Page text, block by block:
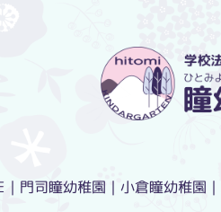
門司瞳幼稚園 小倉瞳幼稚園